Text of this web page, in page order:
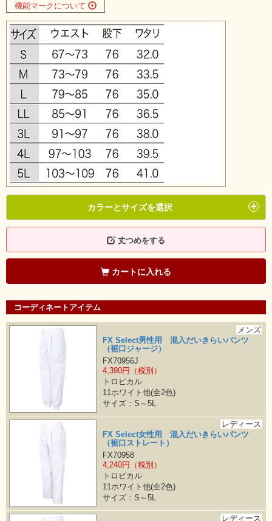
機能マークについて
カラーとサイズを選択
丈つめをする
カートに入れる
コーディネートアイテム
メンズ
FX Select男性用 混入だいきらいパンツ
（裾口ジャージ）
FX70956J
4,390円（税別）
トロピカル
11ホワイト他(全2色)
サイズ：S～5L
レディース
FX Select女性用 混入だいきらいパンツ
（裾口ストレート）
FX70958
4,240円（税別）
トロピカル
11ホワイト他(全2色)
サイズ：S～5L
レディース